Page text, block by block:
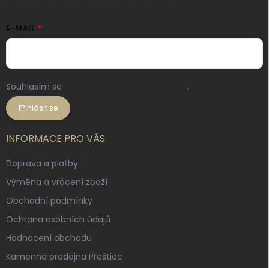
E-MAIL
Souhlasím se .
Přihlásit se
INFORMACE PRO VÁS
Doprava a platby
Výměna a vrácení zboží
Obchodní podmínky
Ochrana osobních údajů
Hodnocení obchodu
Kamenná prodejna Přeštice